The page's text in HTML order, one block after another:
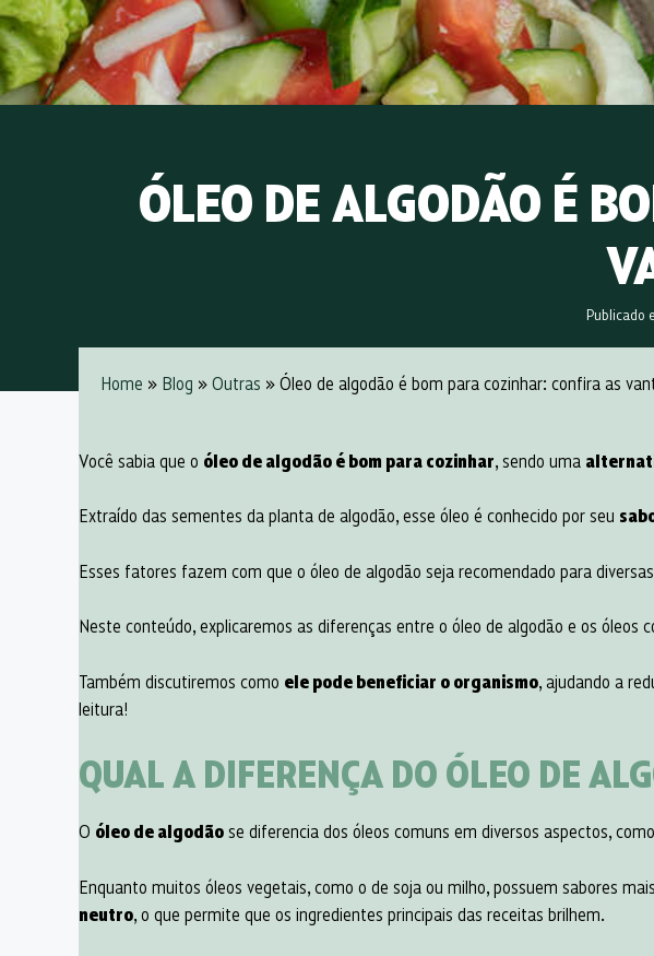
ÓLEO DE ALGODÃO É
Publicado
Home » Blog » Outras » Óleo de algodão é bom para cozinhar​: confira as
Você sabia que o óleo de algodão é bom para cozinhar , sendo uma
Extraído das sementes da planta de algodão, esse óleo é conhecido por seu
Esses fatores fazem com que o óleo de algodão seja recomendado para
Neste conteúdo, explicaremos as diferenças entre o óleo de algodão e os óleos
Também discutiremos como ele pode beneficiar o organismo , ajudando a
leitura!
QUAL A DIFERENÇA DO ÓLEO DE
O óleo de algodão se diferencia dos óleos comuns em diversos aspectos, como
Enquanto muitos óleos vegetais, como o de soja ou milho, possuem sabores
neutro , o que permite que os ingredientes principais das receitas brilhem.